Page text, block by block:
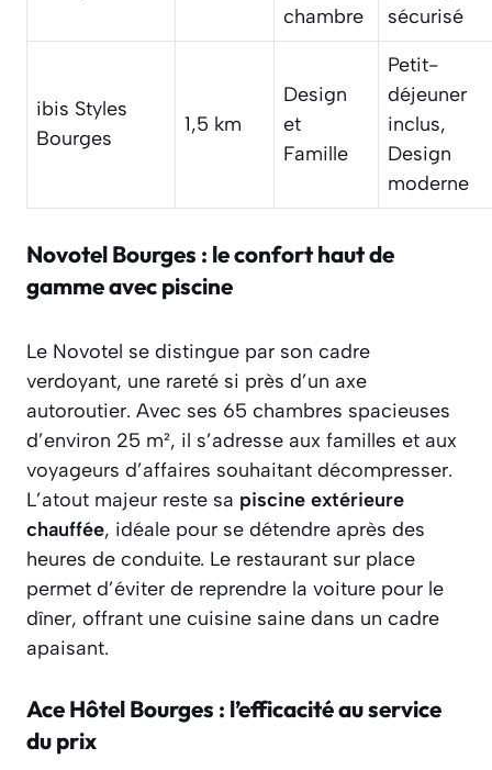
chambre
sécurisé
ibis Styles
Bourges
1,5 km
Design
et
Famille
Petit-
déjeuner
inclus,
Design
moderne
Novotel Bourges : le confort haut de
gamme avec piscine
Le Novotel se distingue par son cadre
verdoyant, une rareté si près d’un axe
autoroutier. Avec ses 65 chambres spacieuses
d’environ 25 m², il s’adresse aux familles et aux
voyageurs d’affaires souhaitant décompresser.
L’atout majeur reste sa piscine extérieure
chauffée, idéale pour se détendre après des
heures de conduite. Le restaurant sur place
permet d’éviter de reprendre la voiture pour le
dîner, offrant une cuisine saine dans un cadre
apaisant.
Ace Hôtel Bourges : l’efficacité au service
du prix